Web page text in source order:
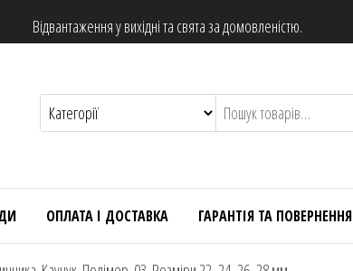
Відвантаження у вихідні та свята за домовленістю.
ОПЛАТА І ДОСТАВКА ГАРАНТІЯ ТА ПОВЕРНЕННЯ